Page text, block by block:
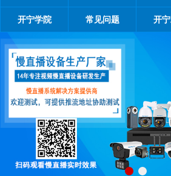
开宁学院 常见问题 开